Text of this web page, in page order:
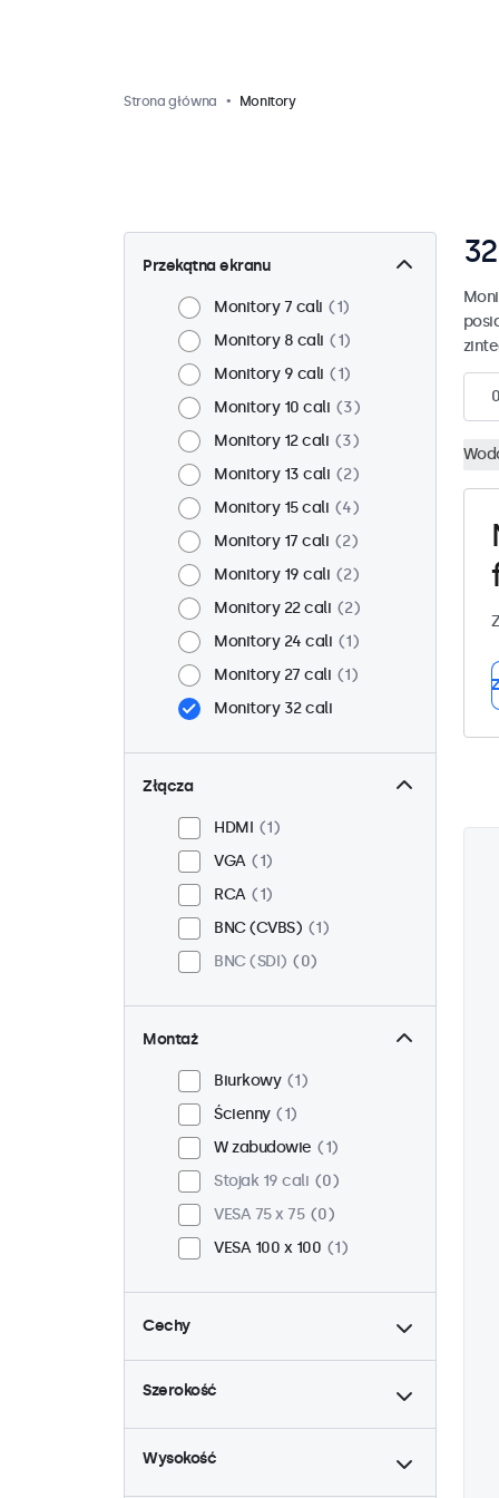
Strona główna Monitory
Przekątna ekranu
Monitory 7 cali
1
Monitory 8 cali
1
Monitory 9 cali
1
Monitory 10 cali
3
Monitory 12 cali
3
Monitory 13 cali
2
Monitory 15 cali
4
Monitory 17 cali
2
Monitory 19 cali
2
Monitory 22 cali
2
Monitory 24 cali
1
Monitory 27 cali
1
Monitory 32 cali
Złącza
HDMI
1
VGA
1
RCA
1
BNC (CVBS)
1
BNC (SDI)
0
Montaż
Biurkowy
1
Ścienny
1
W zabudowie
1
Stojak 19 cali
0
VESA 75 x 75
0
VESA 100 x 100
1
Cechy
4:3 / 5:4
0
9-36 woltów
Ściemnianie
1
Odtwarzacz multimedialny
Szerokość
Wysokość
0